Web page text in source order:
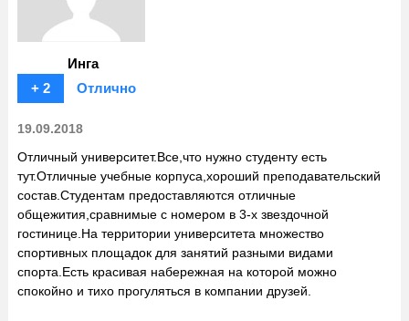
Инга
+ 2
Отлично
19.09.2018
Отличный университет.Все,что нужно студенту есть
тут.Отличные учебные корпуса,хороший преподавательский
состав.Студентам предоставляются отличные
общежития,сравнимые с номером в 3-х звездочной
гостинице.На территории университета множество
спортивных площадок для занятий разными видами
спорта.Есть красивая набережная на которой можно
спокойно и тихо прогуляться в компании друзей.